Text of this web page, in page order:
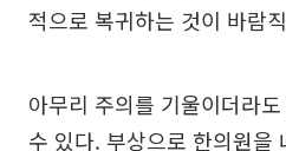
적으로 복귀하는 것이 바람
아무리 주의를 기울이더라
수 있다. 부상으로 한의원을